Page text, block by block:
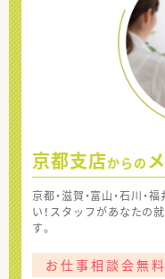
京都支店からの
京都・滋賀・富山・石川
い！スタッフがあなたの
す。
お仕事相談会無料